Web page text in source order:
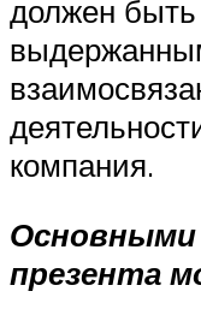
должен быть
компания.
презента